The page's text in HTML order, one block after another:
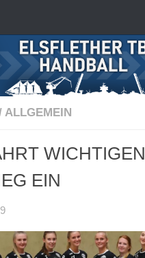
ALLGEMEIN
WICHTIGEN
EIN